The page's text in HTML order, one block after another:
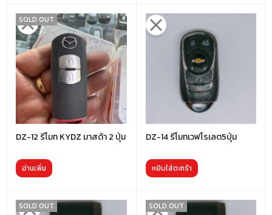
SOLD OUT
DZ-12 รีโมท KYDZ มาสด้า 2 ปุ่ม
อ่านเพิ่ม
DZ-14 รีโมทเวฟโรเลต5ปุ่ม
หยิบใส่ตะกร้า
SOLD OUT SOLD OUT